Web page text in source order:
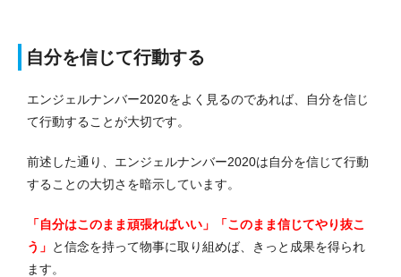
自分を信じて行動する
エンジェルナンバー2020をよく見るのであれば、自分を信じ
て行動することが大切です。
前述した通り、エンジェルナンバー2020は自分を信じて行動
することの大切さを暗示しています。
「自分はこのまま頑張ればいい」「このまま信じてやり抜こ
う」 と信念を持って物事に取り組めば、きっと成果を得られ
ます。